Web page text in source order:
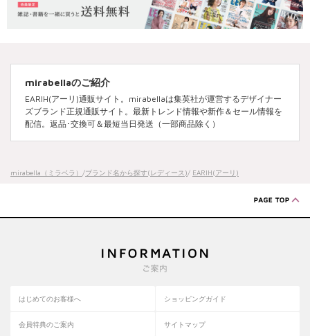
mirabellaのご紹介
EARIH(アーリ)通販サイト。mirabellaは集英社が運営するデザイナー
ズブランド正規通販サイト。最新トレンド情報や新作＆セール情報を
配信。返品･交換可＆最短当日発送（一部商品除く）
mirabella（ミラベラ） /ブランド名から探す(レディース)/ EARIH(アーリ)
はじめてのお客様へ ショッピングガイド
会員特典のご案内 サイトマップ